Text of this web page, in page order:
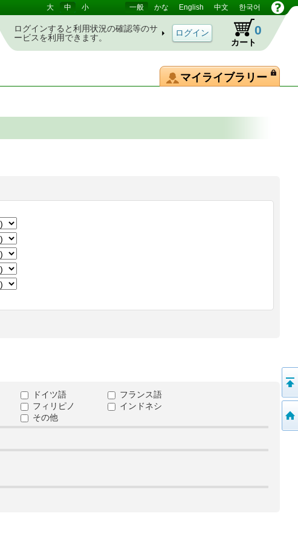
大 中 小 一般 かな English 中文 한국어
ログインすると利用状況の確認等のサ
ービスを利用できます。
カート
0
マイライブラリー
ドイツ語
フランス語
フィリピノ
インドネシ
その他